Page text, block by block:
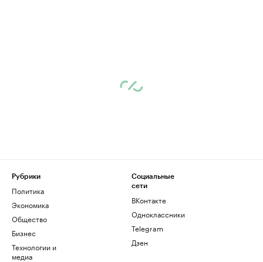
Рубрики
Политика
Экономика
Общество
Бизнес
Технологии и
медиа
Социальные
сети
ВКонтакте
Одноклассники
Telegram
Дзен